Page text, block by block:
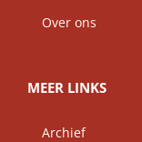
Over ons
MEER LINKS
Archief